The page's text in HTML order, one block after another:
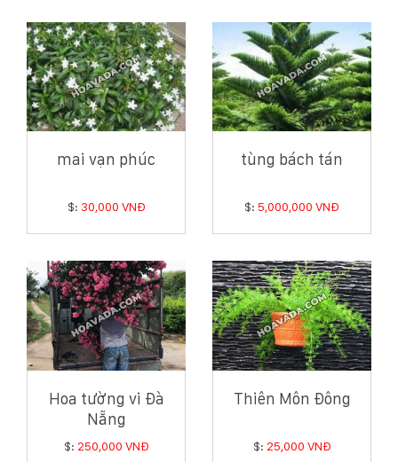
mai vạn phúc
$: 30,000 VNĐ
tùng bách tán
$: 5,000,000 VNĐ
Hoa tường vi Đà
Nẵng
$: 250,000 VNĐ
Thiên Môn Đông
$: 25,000 VNĐ